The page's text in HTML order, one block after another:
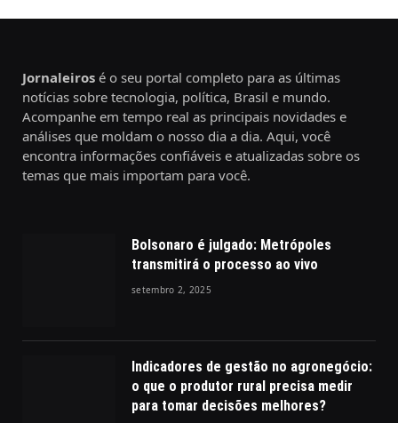
Jornaleiros é o seu portal completo para as últimas
notícias sobre tecnologia, política, Brasil e mundo.
Acompanhe em tempo real as principais novidades e
análises que moldam o nosso dia a dia. Aqui, você
encontra informações confiáveis e atualizadas sobre os
temas que mais importam para você.
Bolsonaro é julgado: Metrópoles
transmitirá o processo ao vivo
setembro 2, 2025
Indicadores de gestão no agronegócio:
o que o produtor rural precisa medir
para tomar decisões melhores?